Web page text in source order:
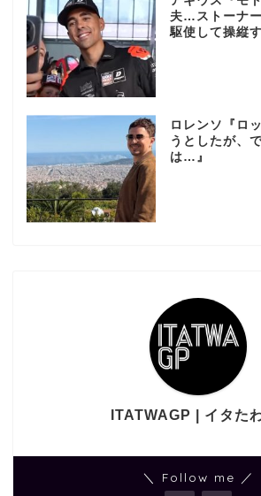
夫…ストーナ
駆使して操縦す
ロレンソ『ロ
うとしたが、
は…』
ITATWAGP | イタた
＼ Follow me ／